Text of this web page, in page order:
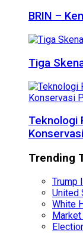
BRIN –
Tiga
Teknologi
Trending
Trump
United
White